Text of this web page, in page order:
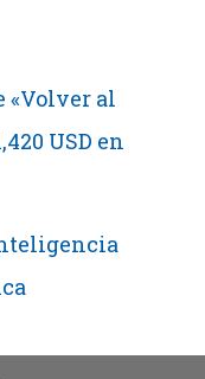
«Volver al
USD en